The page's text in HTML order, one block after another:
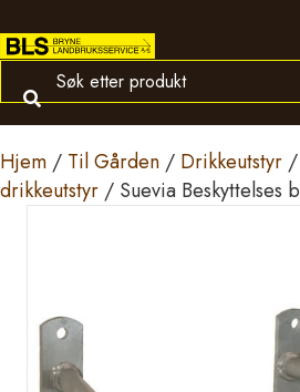
Hjem / Til Gården / Drikkeutstyr /
drikkeutstyr / Suevia Beskyttelses